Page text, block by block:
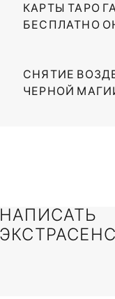
КАРТЫ ТАРО
БЕСПЛАТНО
СНЯТИЕ
ЧЕРНОЙ
НАПИСАТЬ